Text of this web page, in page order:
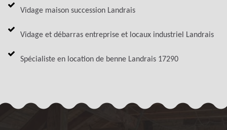
Vidage maison succession Landrais
Vidage et débarras entreprise et locaux industriel Landrais
Spécialiste en location de benne Landrais 17290